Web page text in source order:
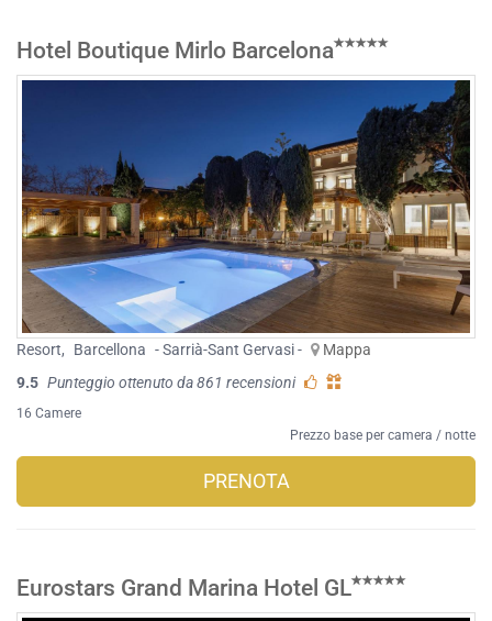
Hotel Boutique Mirlo Barcelona
Resort, Barcellona - Sarrià-Sant Gervasi -
Mappa
9.5 Punteggio ottenuto da 861 recensioni
16 Camere
Prezzo base per camera / notte
PRENOTA
Eurostars Grand Marina Hotel GL